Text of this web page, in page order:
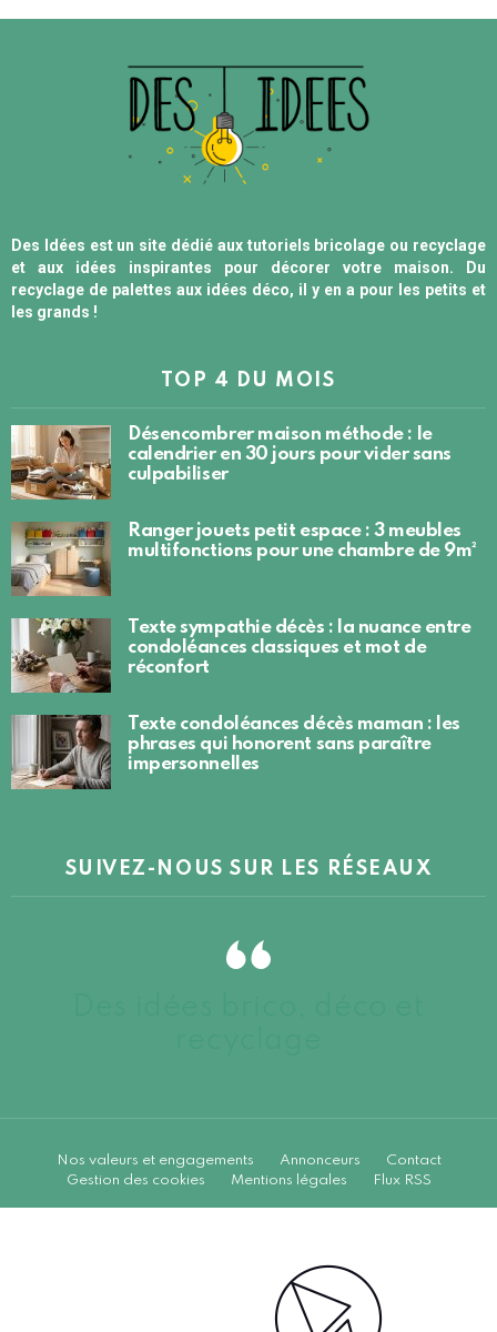
Des Idées est un site dédié aux tutoriels bricolage ou recyclage
et aux idées inspirantes pour décorer votre maison. Du
recyclage de palettes aux idées déco, il y en a pour les petits et
les grands !
TOP 4 DU MOIS
Désencombrer maison méthode : le
calendrier en 30 jours pour vider sans
culpabiliser
Ranger jouets petit espace : 3 meubles
multifonctions pour une chambre de 9m²
Texte sympathie décès : la nuance entre
condoléances classiques et mot de
réconfort
Texte condoléances décès maman : les
phrases qui honorent sans paraître
impersonnelles
SUIVEZ-NOUS SUR LES RÉSEAUX
Nos valeurs et engagements Annonceurs
Contact
Gestion des cookies
Mentions légales Flux RSS